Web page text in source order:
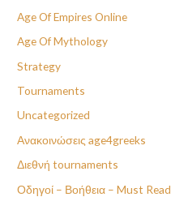
Age Of Empires Online
Age Of Mythology
Strategy
Tournaments
Uncategorized
Ανακοινώσεις age4greeks
Διεθνή tournaments
Οδηγοί – Βοήθεια – Must Read